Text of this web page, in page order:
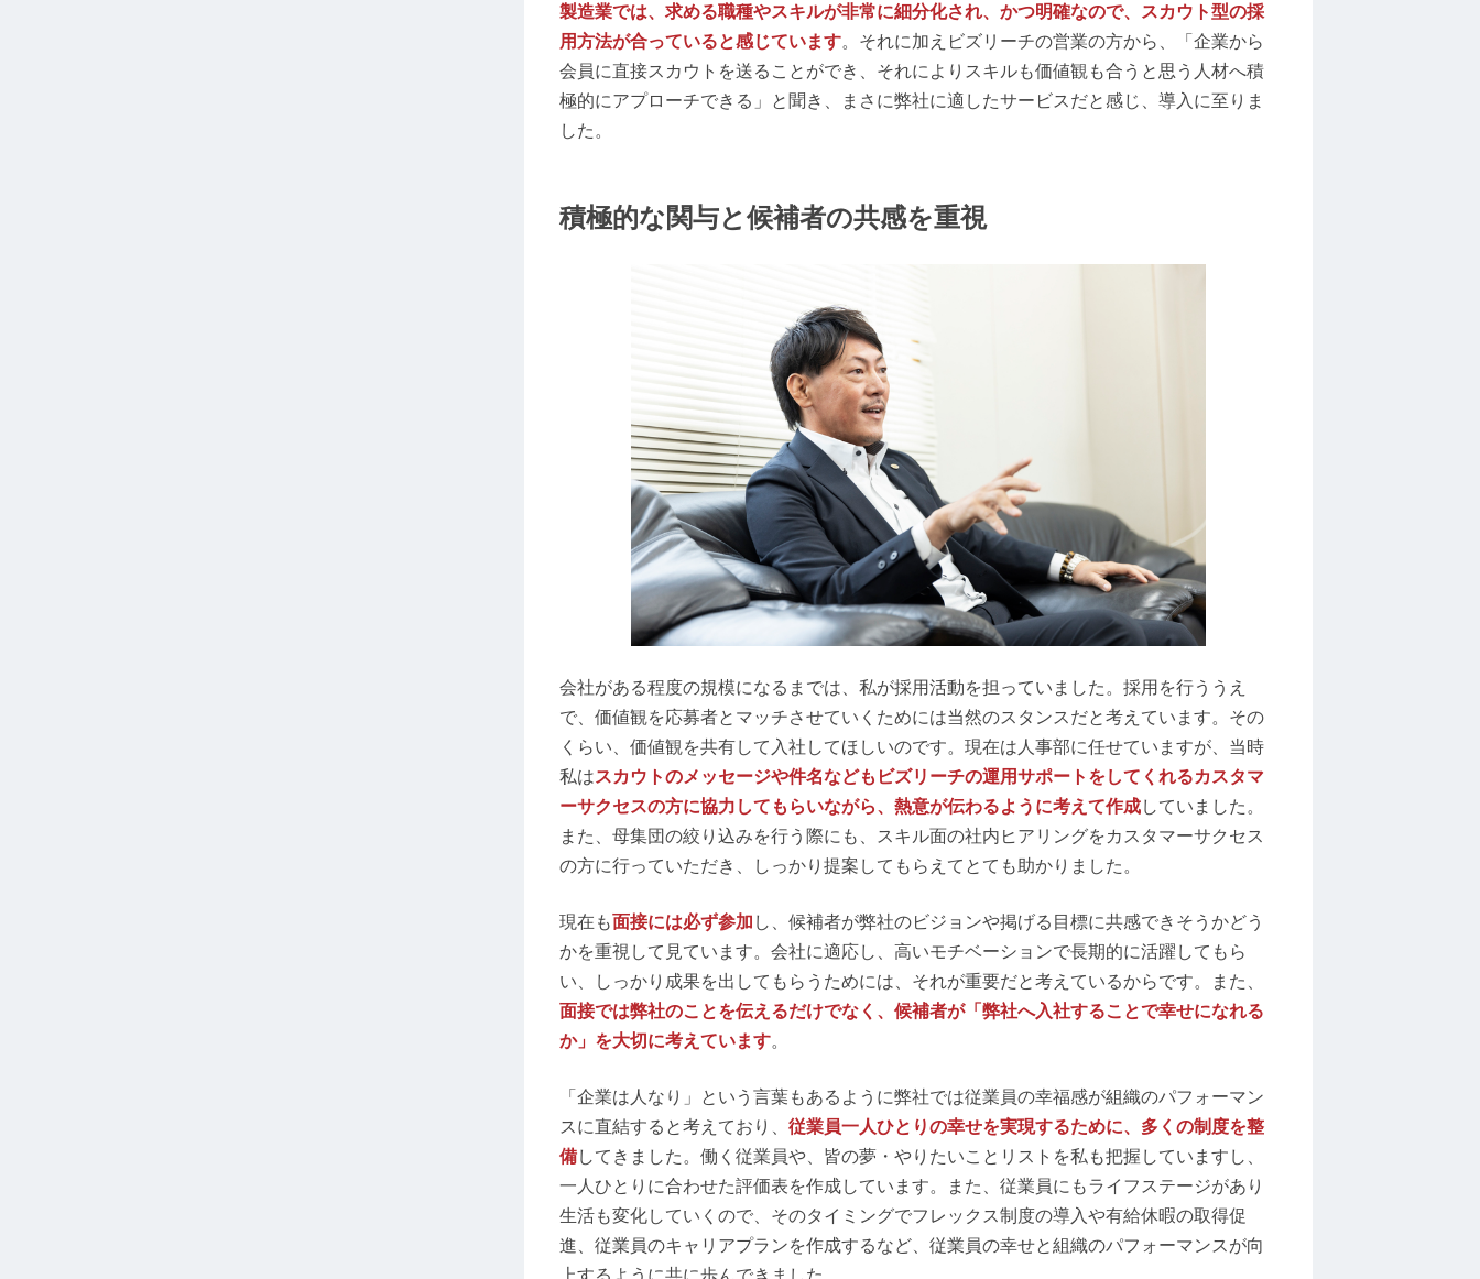
製造業では、求める職種やスキルが非常に細分化され、かつ明確なので、スカウト型の採
用方法が合っていると感じています。それに加えビズリーチの営業の方から、「企業から
会員に直接スカウトを送ることができ、それによりスキルも価値観も合うと思う人材へ積
極的にアプローチできる」と聞き、まさに弊社に適したサービスだと感じ、導入に至りま
した。
積極的な関与と候補者の共感を重視
会社がある程度の規模になるまでは、私が採用活動を担っていました。採用を行ううえ
で、価値観を応募者とマッチさせていくためには当然のスタンスだと考えています。その
くらい、価値観を共有して入社してほしいのです。現在は人事部に任せていますが、当時
私はスカウトのメッセージや件名などもビズリーチの運用サポートをしてくれるカスタマ
ーサクセスの方に協力してもらいながら、熱意が伝わるように考えて作成していました。
また、母集団の絞り込みを行う際にも、スキル面の社内ヒアリングをカスタマーサクセス
の方に行っていただき、しっかり提案してもらえてとても助かりました。
現在も面接には必ず参加 し、候補者が弊社のビジョンや掲げる目標に共感できそうかどう
かを重視して見ています。会社に適応し、高いモチベーションで長期的に活躍してもら
い、しっかり成果を出してもらうためには、それが重要だと考えているからです。また、
面接では弊社のことを伝えるだけでなく、候補者が「弊社へ入社することで幸せになれる
か」を大切に考えています。
「企業は人なり」という言葉もあるように弊社では従業員の幸福感が組織のパフォーマン
スに直結すると考えており、 従業員一人ひとりの幸せを実現するために、多くの制度を整
備してきました。働く従業員や、皆の夢・やりたいことリストを私も把握していますし、
一人ひとりに合わせた評価表を作成しています。また、従業員にもライフステージがあり
生活も変化していくので、そのタイミングでフレックス制度の導入や有給休暇の取得促
進、従業員のキャリアプランを作成するなど、従業員の幸せと組織のパフォーマンスが向
上するように共に歩んできました。